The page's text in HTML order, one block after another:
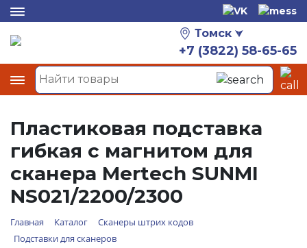
Томск
+7 (3822) 58-65-65
Пластиковая подставка
гибкая с магнитом для
сканера Mertech SUNMI
NS021/2200/2300
Главная Каталог
Сканеры штрих кодов
Подставки для сканеров